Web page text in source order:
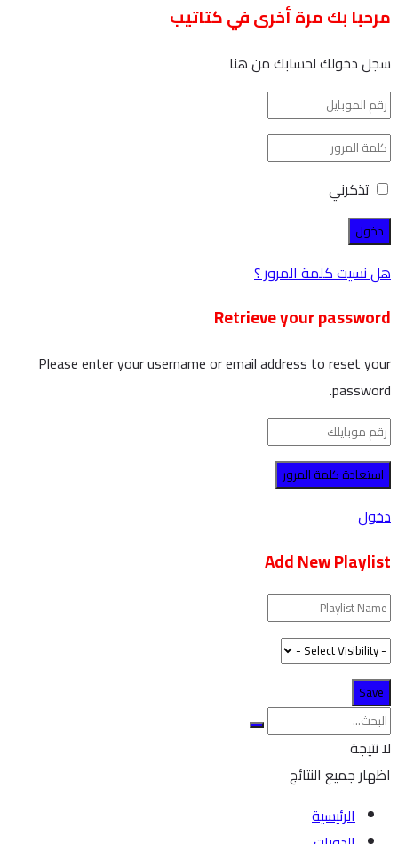
مرحبا بك مرة أخرى في كتاتيب
سجل دخولك لحسابك من هنا
تذكرني
هل نسيت كلمة المرور ؟
Retrieve your password
Please enter your username or email address to reset your
password.
دخول
Add New Playlist
لا نتيجة
اظهار جميع النتائج
الرئيسية